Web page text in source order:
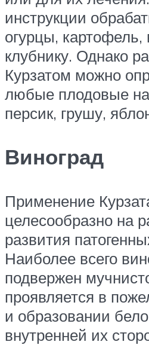
инструкции
огурцы, картофель,
клубнику. Однако
Курзатом можно
любые плодовые
персик, грушу,
Виноград
Применение
целесообразно на
развития
Наиболее всего
подвержен
проявляется в
и образовании
внутренней их